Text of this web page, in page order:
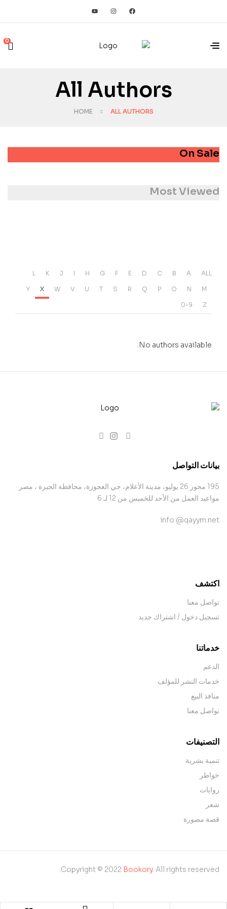
0
All Authors
HOME ALL AUTHORS
On Sale
Most Viewed
ALL
A
B
C
D
E
F
G
H
I
J
K
L
M
N
O
P
Q
R
S
T
U
V
W
X
Y
Z
0-9
No authors available.
بيانات التواصل
195 محور 26 يوليو، مدينة الأعلام، حي العجوزة، محافظة الجيزة ، مصر
مواعيد العمل من الأحد للخميس من 12 لـ 6
info @qayym.net
اكتشف
تواصل معنا
تسجيل دخول / اشتراك جديد
خدماتنا
الدعم
خدمات النشر للمؤلف
منافذ البيع
تواصل معنا
التصنيفات
تنمية بشرية
خواطر
روايات
شعر
قصة مصورة
Copyright © 2022 Bookory. All rights reserved.